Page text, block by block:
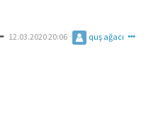
12.03.2020 20:06 quş ağacı